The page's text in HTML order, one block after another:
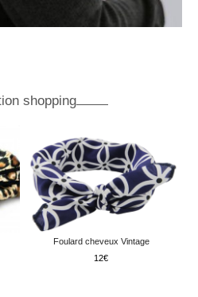
shopping
Foulard cheveux Vintage
12